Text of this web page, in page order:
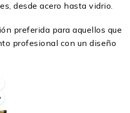
desde acero hasta vidrio.
preferida para aquellos que
profesional con un diseño